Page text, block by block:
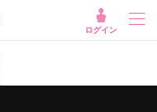
ログイン